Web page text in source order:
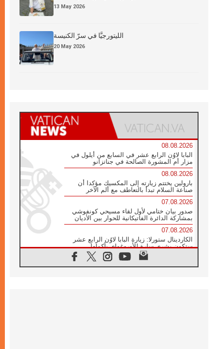
13 May 2026
الليتورجيَّا في سرّ الكنيسة
20 May 2026
08.08.2026
البابا لاوُن الرابع عشر في السابع من أيلول في
مزار أم المشورة الصالحة في جناتزانو
08.08.2026
بارولين يختتم زيارته إلى المكسيك مؤكدا أن
صناعة السلام تبدأ بالتعاطف مع ألم الآخر
07.08.2026
صدور بيان ختامي لأول لقاء مسيحي كونفوشي
بمشاركة الدائرة الفاتيكانية للحوار بين الأديان
07.08.2026
الكاردينال ستورلا: زيارة البابا لاوُن الرابع عشر
ستكون بشرى سارة للأوروغواي بأكملها
الفاتيكان يعلن برنامج الزيارة الرسولية للبابا لاوُن